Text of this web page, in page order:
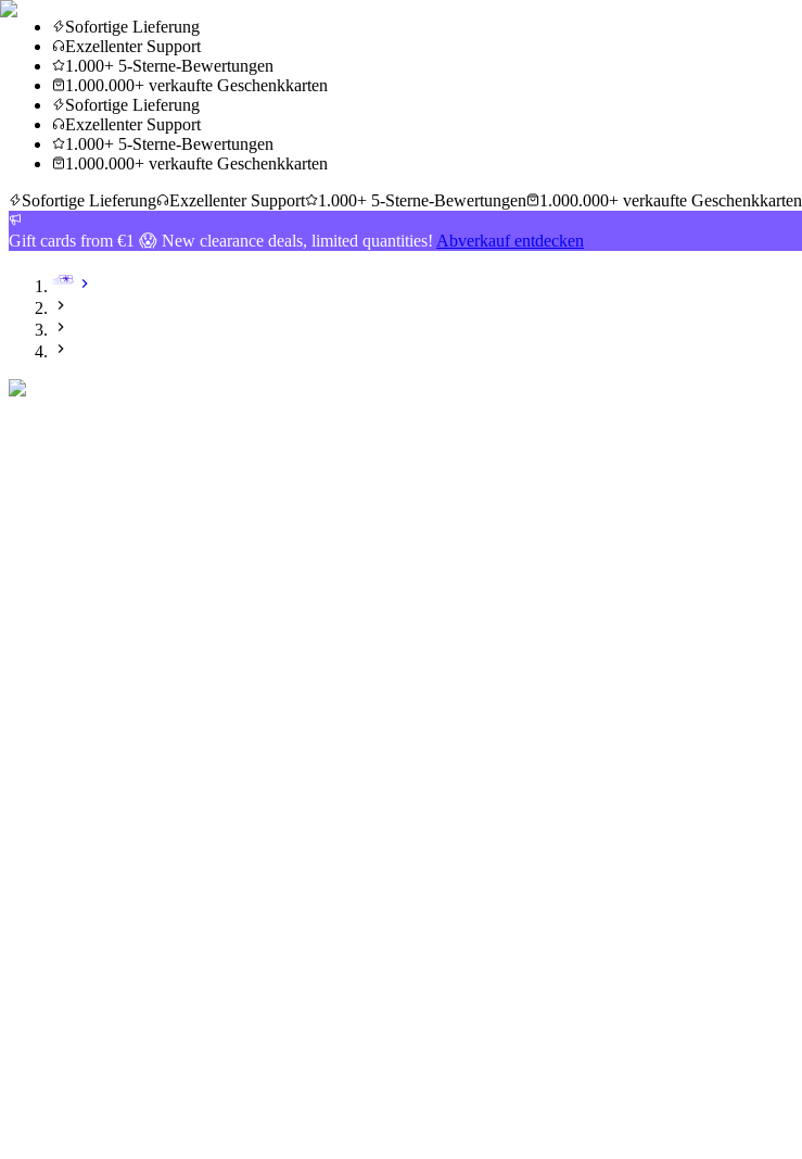
Sofortige Lieferung
Exzellenter Support
1.000+ 5-Sterne-Bewertungen
1.000.000+ verkaufte Geschenkkarten
Sofortige Lieferung
Exzellenter Support
1.000+ 5-Sterne-Bewertungen
1.000.000+ verkaufte Geschenkkarten
Sofortige Lieferung
Exzellenter Support 1.000+ 5-Sterne-Bewertungen 1.000.000+ verkaufte Geschenkkarten
Gift cards from €1 😱 New clearance deals, limited quantities! Abverkauf entdecken